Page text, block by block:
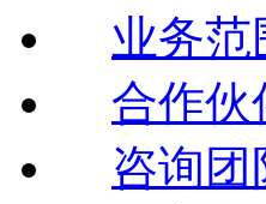
业务范
合作伙
咨询团